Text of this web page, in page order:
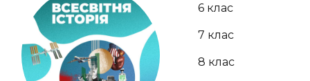
6 клас
7 клас
8 клас